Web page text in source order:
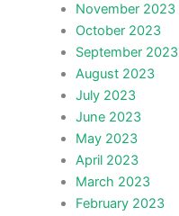
November 2023
October 2023
September 2023
August 2023
July 2023
June 2023
May 2023
April 2023
March 2023
February 2023